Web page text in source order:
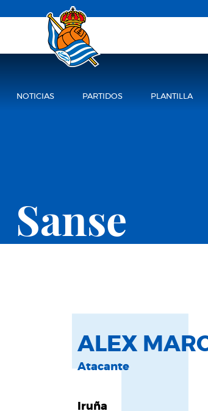
NOTICIAS PARTIDOS PLANTILLA
Sanse
ALEX
Atacante
Iruña